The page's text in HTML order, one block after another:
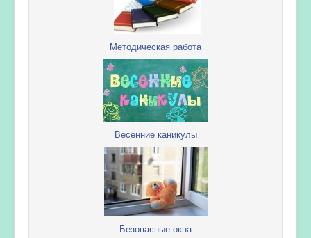
Методическая работа
Весенние каникулы
Безопасные окна